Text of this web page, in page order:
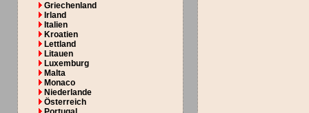
Griechenland
Irland
Italien
Kroatien
Lettland
Litauen
Luxemburg
Malta
Monaco
Niederlande
Österreich